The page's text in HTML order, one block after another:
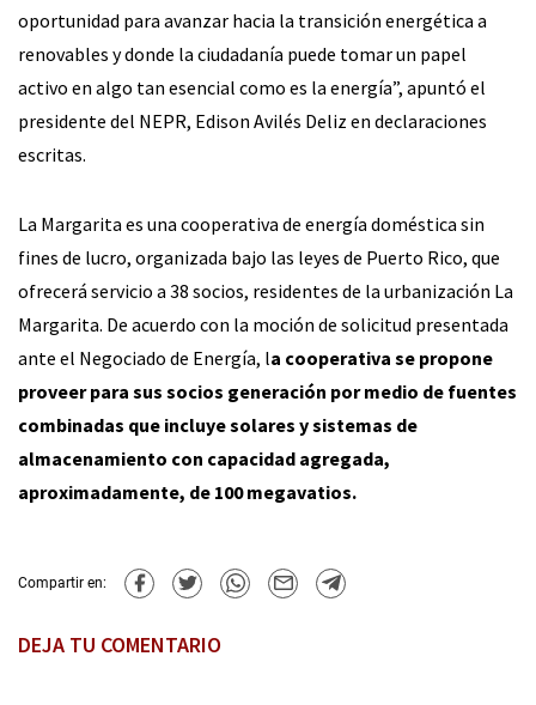
oportunidad para avanzar hacia la transición energética a
renovables y donde la ciudadanía puede tomar un papel
activo en algo tan esencial como es la energía”, apuntó el
presidente del NEPR, Edison Avilés Deliz en declaraciones
escritas.
La Margarita es una cooperativa de energía doméstica sin
fines de lucro, organizada bajo las leyes de Puerto Rico, que
ofrecerá servicio a 38 socios, residentes de la urbanización La
Margarita. De acuerdo con la moción de solicitud presentada
ante el Negociado de Energía, la cooperativa se propone
proveer para sus socios generación por medio de fuentes
combinadas que incluye solares y sistemas de
almacenamiento con capacidad agregada,
aproximadamente, de 100 megavatios.
Compartir en:
DEJA TU COMENTARIO